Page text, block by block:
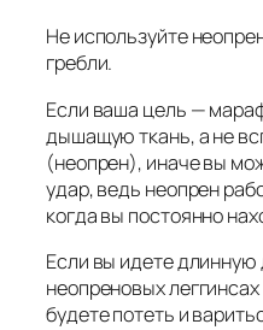
Не используйте
гребли.
Если ваша цель —
дышащую ткань, а не
(неопрен), иначе вы
удар, ведь неопрен
когда вы постоянно
Если вы идете
неопреновых
будете потеть и